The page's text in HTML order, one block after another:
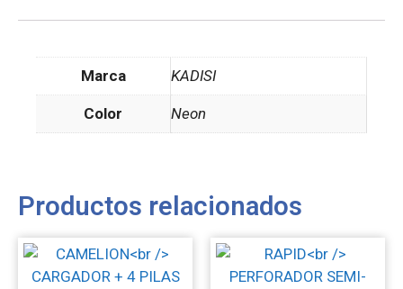
Marca KADISI
Color Neon
Productos relacionados